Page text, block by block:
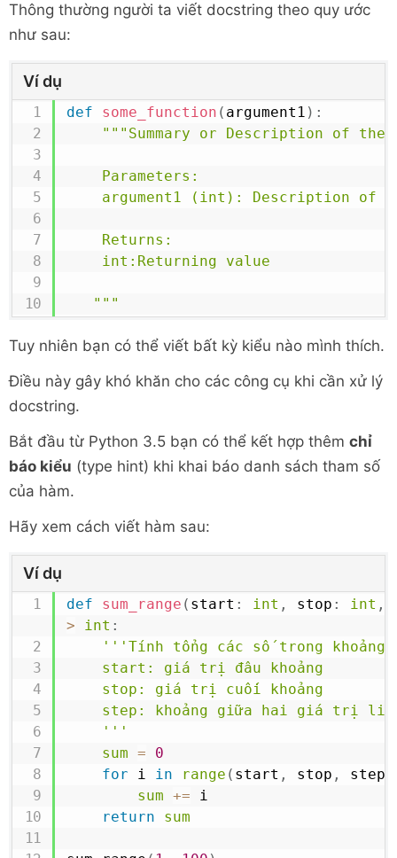
Thông thường người ta viết docstring theo quy ước
như sau:
Ví dụ
def some_function ( argument1 ) :
"""Summary or Description of the
   """
Tuy nhiên bạn có thể viết bất kỳ kiểu nào mình thích.
Điều này gây khó khăn cho các công cụ khi cần xử lý
docstring.
Bắt đầu từ Python 3.5 bạn có thể kết hợp thêm chỉ
báo kiểu (type hint) khi khai báo danh sách tham số
của hàm.
Hãy xem cách viết hàm sau:
Ví dụ
def sum_range ( start : int , stop : int ,
>
int :
'''Tính tổng các số trong
	'''
sum =
0
for i in range ( start , stop , step
sum += i
return
sum